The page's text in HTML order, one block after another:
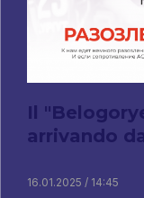
Il
arrivando
16.01.2025 / 14:45